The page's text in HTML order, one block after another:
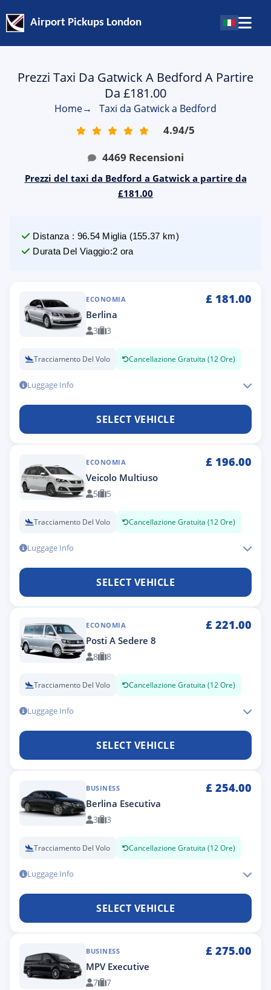
Airport Pickups London
Prezzi Taxi Da Gatwick A Bedford A Partire
Da £181.00
Home→ Taxi da Gatwick a Bedford
4.94/5
4469 Recensioni
Prezzi del taxi da Bedford a Gatwick a partire da
£181.00
Distanza : 96.54 Miglia (155.37 km)
Durata Del Viaggio:2 ora
ECONOMIA £ 181.00
Berlina
3 3
Tracciamento Del Volo Cancellazione Gratuita (12 Ore)
Luggage Info
SELECT VEHICLE
ECONOMIA £ 196.00
Veicolo Multiuso
5 5
Tracciamento Del Volo Cancellazione Gratuita (12 Ore)
Luggage Info
SELECT VEHICLE
ECONOMIA £ 221.00
Posti A Sedere 8
8 8
Tracciamento Del Volo Cancellazione Gratuita (12 Ore)
Luggage Info
SELECT VEHICLE
BUSINESS £ 254.00
Berlina Esecutiva
3 3
Tracciamento Del Volo Cancellazione Gratuita (12 Ore)
Luggage Info
SELECT VEHICLE
BUSINESS £ 275.00
MPV Executive
7 7